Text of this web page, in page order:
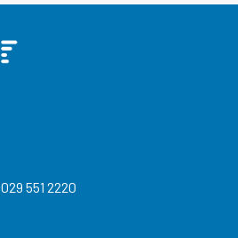
029 551 2220